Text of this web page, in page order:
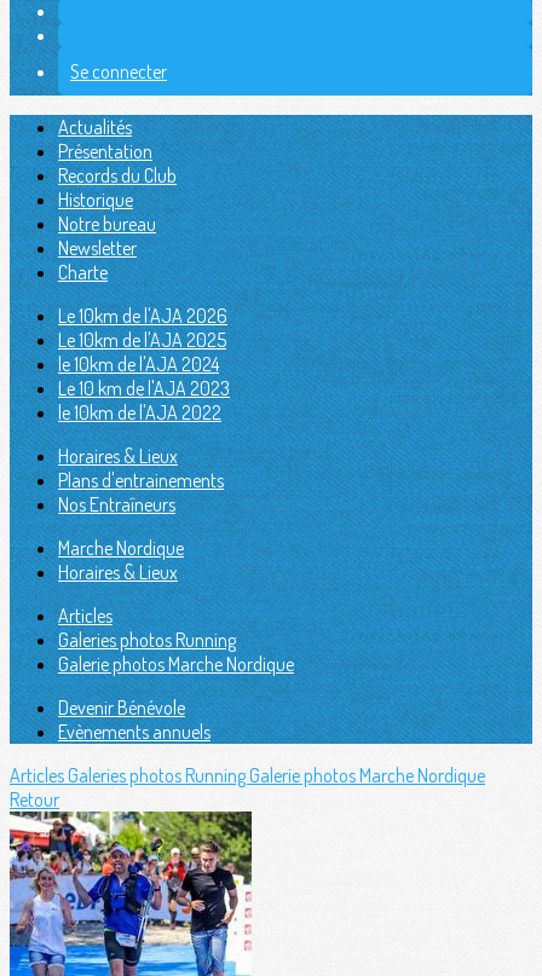
Se connecter
Actualités
Présentation
Records du Club
Historique
Notre bureau
Newsletter
Charte
Le 10km de l'AJA 2026
Le 10km de l'AJA 2025
le 10km de l'AJA 2024
Le 10 km de l'AJA 2023
le 10km de l'AJA 2022
Horaires & Lieux
Plans d'entrainements
Nos Entraîneurs
Marche Nordique
Horaires & Lieux
Articles
Galeries photos Running
Galerie photos Marche Nordique
Devenir Bénévole
Evènements annuels
ArticlesGaleries photos RunningGalerie photos Marche Nordique
Retour